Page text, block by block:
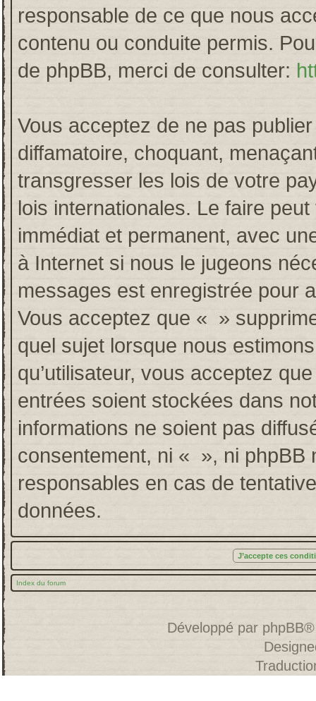
responsable de ce que nous
contenu ou conduite permis.
de phpBB, merci de consulter:
Vous acceptez de ne pas
diffamatoire, choquant,
transgresser les lois de votre
lois internationales. Le faire
immédiat et permanent, avec
à Internet si nous le jugeons
messages est enregistrée pour
Vous acceptez que « »
quel sujet lorsque nous
qu’utilisateur, vous acceptez
entrées soient stockées dans
informations ne soient pas
consentement, ni « », ni phpBB
responsables en cas de
données.
Index du forum
Développé par phpBB®